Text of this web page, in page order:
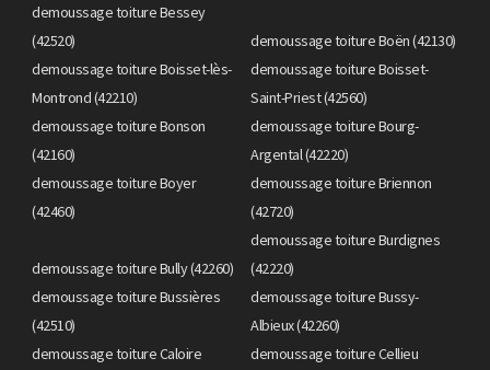
demoussage toiture Bessey
(42520)
demoussage toiture Boën (42130)
demoussage toiture Boisset-lès-
Montrond (42210)
demoussage toiture Boisset-
Saint-Priest (42560)
demoussage toiture Bonson
(42160)
demoussage toiture Bourg-
Argental (42220)
demoussage toiture Boyer
(42460)
demoussage toiture Briennon
(42720)
demoussage toiture Bully (42260)
demoussage toiture Burdignes
(42220)
demoussage toiture Bussières
(42510)
demoussage toiture Bussy-
Albieux (42260)
demoussage toiture Caloire
demoussage toiture Cellieu